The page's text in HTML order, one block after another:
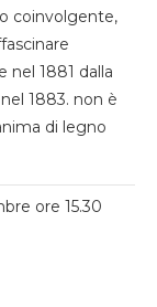
coinvolgente,
1881 dalla
1883. non è
di legno
ore 15.30